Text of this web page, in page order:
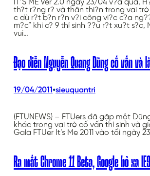
IT’S ME Ver 2.0 ngày 23/04 v?a qua,
th?t r?ng r? và thân thi?n trong vai trò
c dù r?t b?n r?n v?i công vi?c c?a
m?c” khi c? 9 thí sinh ??u r?t xu?t s?c,
vui…
Đạo diễn Nguyễn Quang Dũng cố vấn và
19/04/2011•sieuquantri
(FTUNEWS) – FTUers đã gặp một
khác trong vai trò cố vấn thí sinh và
Gala FTUer It’s Me 2011 vào tối ngày
Ra mắt Chrome 11 Beta, Google bỏ xa